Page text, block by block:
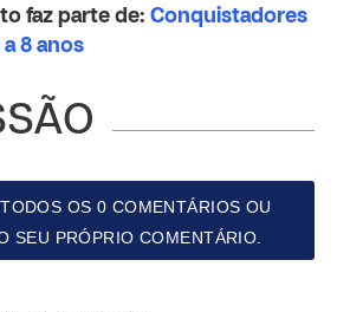
faz parte de: Conquistadores
8 anos
OS 0 COMENTÁRIOS OU
SEU PRÓPRIO COMENTÁRIO.